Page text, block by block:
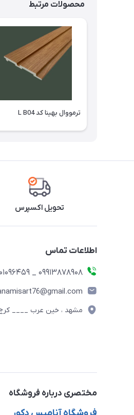
محصولات مرتبط
ترمووال بهینا کد L B04
تحویل اکسپرس
اطلاعات تماس
09913878908 _ 09201096459 _ 021.28424157
مشهد ، خین عرب ____ کرج
مختصری درباره فروشگاه